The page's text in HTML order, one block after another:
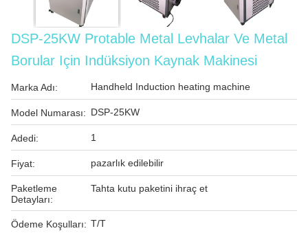
DSP-25KW Protable Metal Levhalar Ve Metal
Borular Için Indüksiyon Kaynak Makinesi
Marka Adı: Handheld Induction heating machine
Model Numarası: DSP-25KW
Adedi: 1
Fiyat: pazarlık edilebilir
Paketleme
Detayları:
Tahta kutu paketini ihraç et
Ödeme Koşulları: T/T